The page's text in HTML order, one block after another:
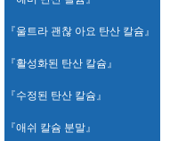
『울트라 괜찮 아요 탄산 칼슘』
『활성화된 탄산 칼슘』
『수정된 탄산 칼슘』
『애쉬 칼슘 분말』